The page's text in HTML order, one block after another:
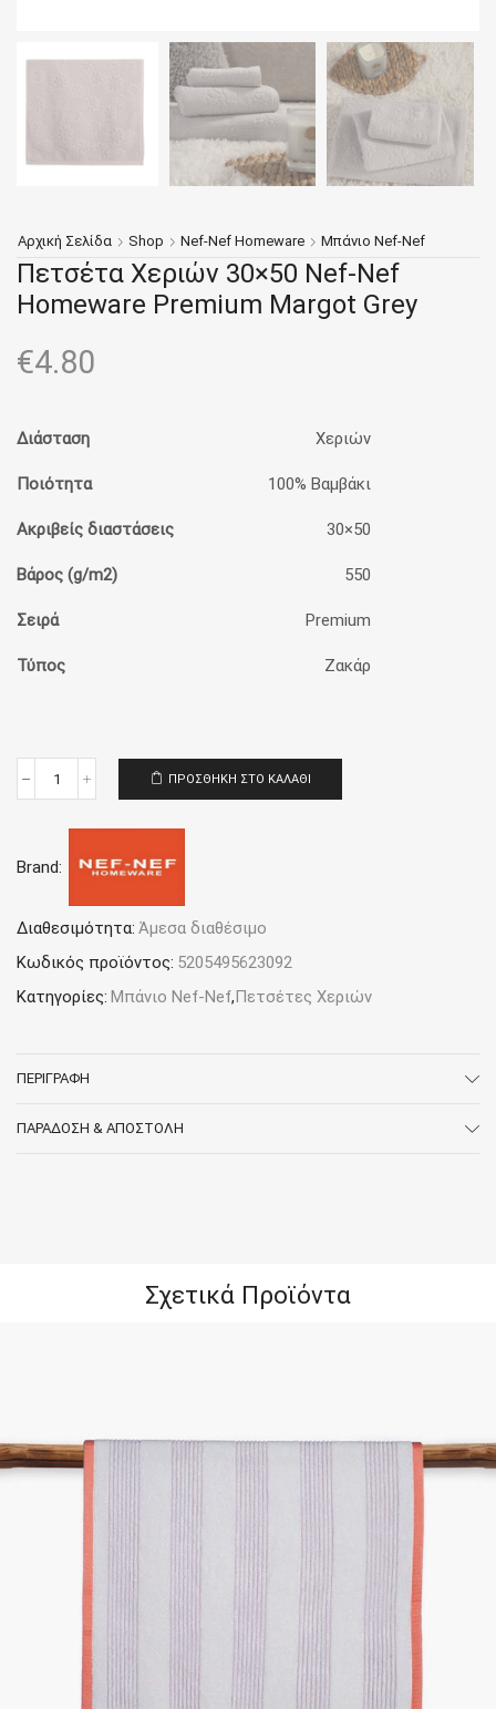
Αρχική Σελίδα Shop Nef-Nef Homeware Μπάνιο Nef-Nef
Πετσέτα Χεριών 30×50 Nef-Nef
Homeware Premium Margot Grey
€4.80
Διάσταση Χεριών
Ποιότητα 100% Βαμβάκι
Ακριβείς διαστάσεις 30×50
Βάρος (g/m2) 550
Σειρά Premium
Τύπος Ζακάρ
Πετσέτα
30x50
Nef
Premium
Margot
ποσότητα
ΠΡΟΣΘΉΚΗ ΣΤΟ ΚΑΛΆΘΙ
Brand:
Διαθεσιμότητα: Άμεσα διαθέσιμο
Κωδικός προϊόντος: 5205495623092
Κατηγορίες: Μπάνιο Nef-Nef, Πετσέτες Χεριών
ΠΕΡΙΓΡΑΦΉ
ΠΑΡΆΔΟΣΗ & ΑΠΟΣΤΟΛΉ
Σχετικά Προϊόντα